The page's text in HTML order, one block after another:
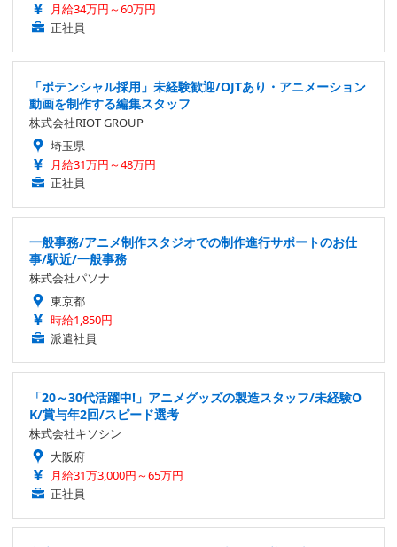
月給34万円～60万円
正社員
「ポテンシャル採用」未経験歓迎/OJTあり・アニメーション
動画を制作する編集スタッフ
株式会社RIOT GROUP
埼玉県
月給31万円～48万円
正社員
一般事務/アニメ制作スタジオでの制作進行サポートのお仕
事/駅近/一般事務
株式会社パソナ
東京都
時給1,850円
派遣社員
「20～30代活躍中!」アニメグッズの製造スタッフ/未経験O
K/賞与年2回/スピード選考
株式会社キソシン
大阪府
月給31万3,000円～65万円
正社員